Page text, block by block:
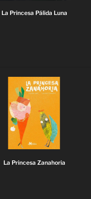
La Princesa Pálida Luna
La Princesa Zanahoria